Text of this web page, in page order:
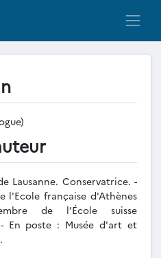
Lausanne. Conservatrice. -
l'Ecole française d'Athènes
de l’École suisse
En poste : Musée d'art et